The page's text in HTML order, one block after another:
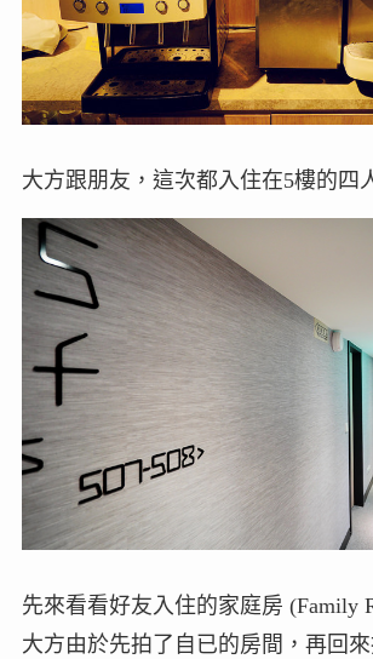
大方跟朋友，這次都入住在5樓的四
先來看看好友入住的家庭房 (Family
大方由於先拍了自已的房間，再回來